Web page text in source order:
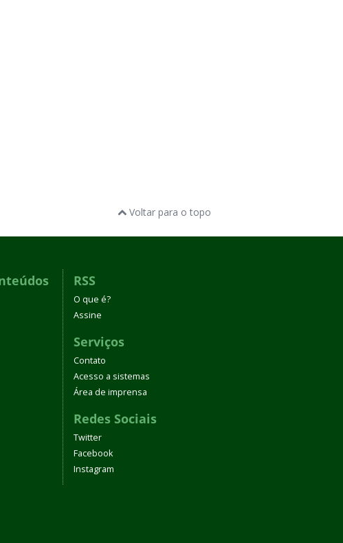
Voltar para o topo
RSS
O que é?
Assine
Serviços
Contato
Acesso a sistemas
Área de imprensa
Redes Sociais
Twitter
Facebook
Instagram